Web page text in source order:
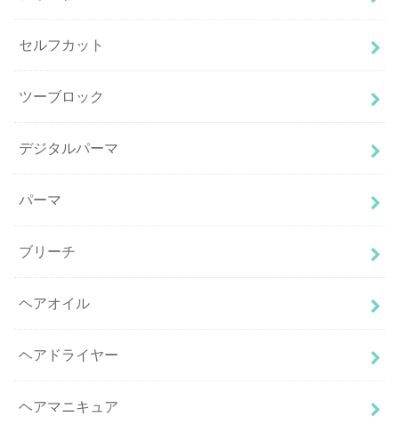
セルフカット
ツーブロック
デジタルパーマ
パーマ
ブリーチ
ヘアオイル
ヘアドライヤー
ヘアマニキュア